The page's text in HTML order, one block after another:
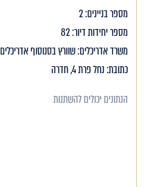
מספר בניינים: 2
מספר יחידות דיור: 82
משרד אדריכלים: שוורץ בסנוסוף אדריכלים
כתובת: נחל פרת 4, חדרה
הנתונים יכולים להשתנות